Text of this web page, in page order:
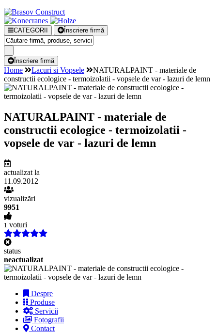
CATEGORII Înscriere firmă
Înscriere firmă
Home Lacuri si Vopsele
NATURALPAINT - materiale de
constructii ecologice - termoizolatii - vopsele de var - lazuri de lemn
NATURALPAINT - materiale de
constructii ecologice - termoizolatii -
vopsele de var - lazuri de lemn
actualizat la
11.09.2012
vizualizări
9951
1 voturi
status
neactualizat
Despre
Produse
Servicii
Fotografii
Contact